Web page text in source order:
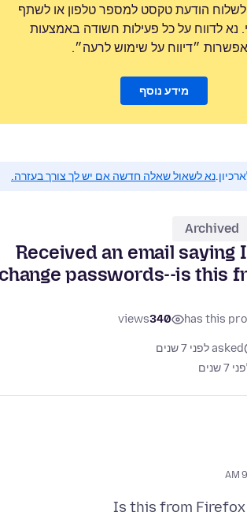
הודעת טקסט למספר טלפון או לשתף
נא לדווח על כל פעילות חשודה באמצעות
״דיווח על שימוש לרעה״.
מידע נוסף
נא לשאול שאלה חדשה אם יש לך צורך בעזרה.
Archived
Received an email saying
passwords--is this
has this
340
views
asked לפני 7 שנים
7 שנים